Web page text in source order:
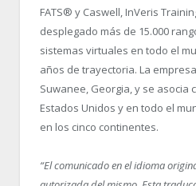
FATS® y Caswell, InVeris
desplegado más de 15.000
sistemas virtuales en todo el
años de trayectoria. La
Suwanee, Georgia, y se asocia
Estados Unidos y en todo el
en los cinco continentes.
“El comunicado en el idioma